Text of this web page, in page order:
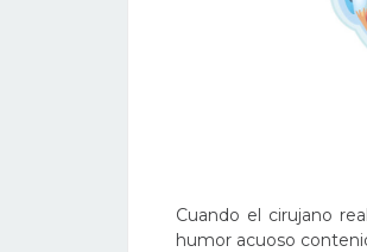
Cuando el cirujano
humor acuoso